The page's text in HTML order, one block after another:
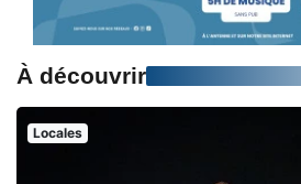
À découvrir
Locales